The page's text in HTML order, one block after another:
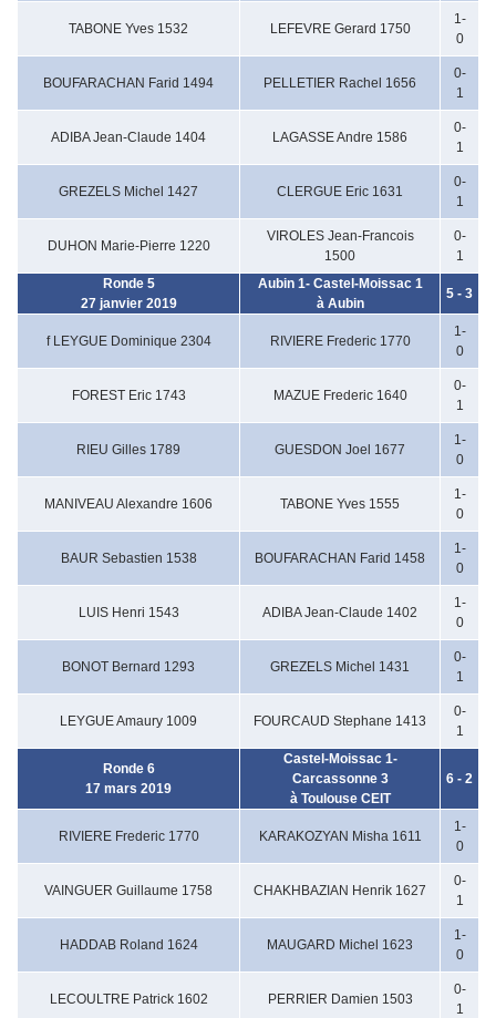
TABONE Yves 1532 LEFEVRE Gerard 1750
1-
0
BOUFARACHAN Farid 1494 PELLETIER Rachel 1656
0-
1
ADIBA Jean-Claude 1404 LAGASSE Andre 1586
0-
1
GREZELS Michel 1427 CLERGUE Eric 1631
0-
1
DUHON Marie-Pierre 1220
VIROLES Jean-Francois
1500
0-
1
Ronde 5
27 janvier 2019
Aubin 1- Castel-Moissac 1
à Aubin
5 - 3
f LEYGUE Dominique 2304 RIVIERE Frederic 1770
1-
0
FOREST Eric 1743 MAZUE Frederic 1640
0-
1
RIEU Gilles 1789 GUESDON Joel 1677
1-
0
MANIVEAU Alexandre 1606 TABONE Yves 1555
1-
0
BAUR Sebastien 1538 BOUFARACHAN Farid 1458
1-
0
LUIS Henri 1543 ADIBA Jean-Claude 1402
1-
0
BONOT Bernard 1293 GREZELS Michel 1431
0-
1
LEYGUE Amaury 1009 FOURCAUD Stephane 1413
0-
1
Ronde 6
17 mars 2019
Castel-Moissac 1-
Carcassonne 3
à Toulouse CEIT
6 - 2
RIVIERE Frederic 1770 KARAKOZYAN Misha 1611
1-
0
VAINGUER Guillaume 1758 CHAKHBAZIAN Henrik 1627
0-
1
HADDAB Roland 1624 MAUGARD Michel 1623
1-
0
LECOULTRE Patrick 1602 PERRIER Damien 1503
0-
1